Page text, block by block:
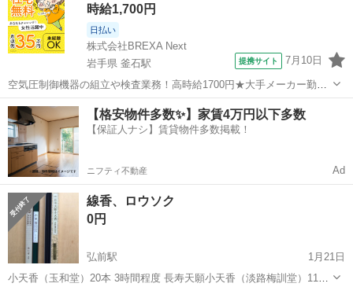
品です。...
時給1,700円
日払い
株式会社BREXA Next
岩手県 釜石駅
提携サイト 7月10日
空気圧制御機器の組立や検査業務！高時給1700円★大手メーカー勤
務！嬉しい寮費無料！ワンルーム寮完備★マイカー通勤OK＆工場敷地
内に無料駐車場あり★！《岩手県釜石市》 人気の工場のお仕事 ◇空気
圧制御機器（シリンダ、バルブ...
岩手 釜石市 釜石駅 その他
【格安物件多数✨】家賃4万円以下多数
【保証人ナシ】賃貸物件多数掲載！
ニフティ不動産 Ad
線香、ロウソク
0円
弘前駅
1月21日
小天香（玉和堂）20本 3時間程度 長寿天願小天香（淡路梅訓堂）11本